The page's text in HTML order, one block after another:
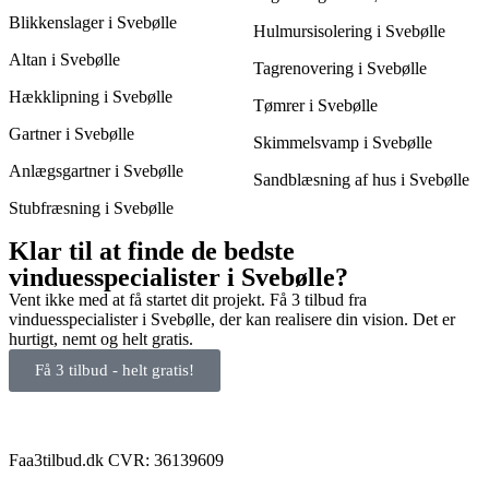
Blikkenslager i Svebølle
Altan i Svebølle
Hækklipning i Svebølle
Gartner i Svebølle
Anlægsgartner i Svebølle
Stubfræsning i Svebølle
Hulmursisolering i Svebølle
Tagrenovering i Svebølle
Tømrer i Svebølle
Skimmelsvamp i Svebølle
Sandblæsning af hus i Svebølle
Klar til at finde de bedste
vinduesspecialister i Svebølle?
Vent ikke med at få startet dit projekt. Få 3 tilbud fra
vinduesspecialister i Svebølle, der kan realisere din vision. Det er
hurtigt, nemt og helt gratis.
Få 3 tilbud - helt gratis!
Faa3tilbud.dk CVR: 36139609